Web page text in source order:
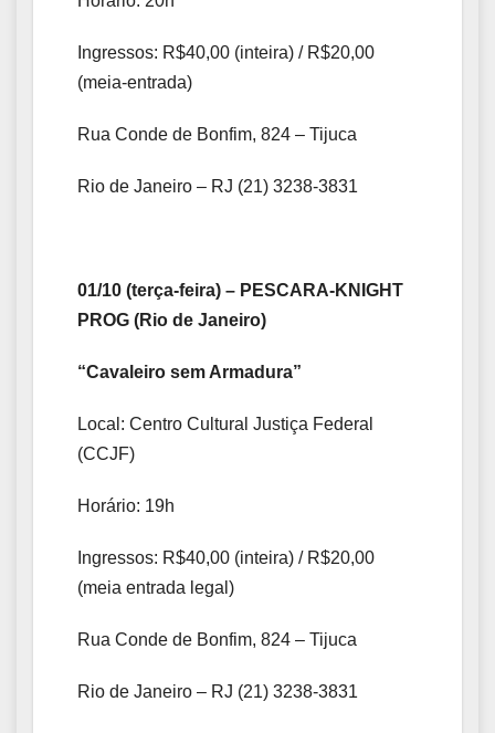
Ingressos: R$40,00 (inteira) / R$20,00
(meia-entrada)
Rua Conde de Bonfim, 824 – Tijuca
Rio de Janeiro – RJ (21) 3238-3831
01/10 (terça-feira) – PESCARA-KNIGHT
PROG (Rio de Janeiro)
“Cavaleiro sem Armadura”
Local: Centro Cultural Justiça Federal
(CCJF)
Horário: 19h
Ingressos: R$40,00 (inteira) / R$20,00
(meia entrada legal)
Rua Conde de Bonfim, 824 – Tijuca
Rio de Janeiro – RJ (21) 3238-3831